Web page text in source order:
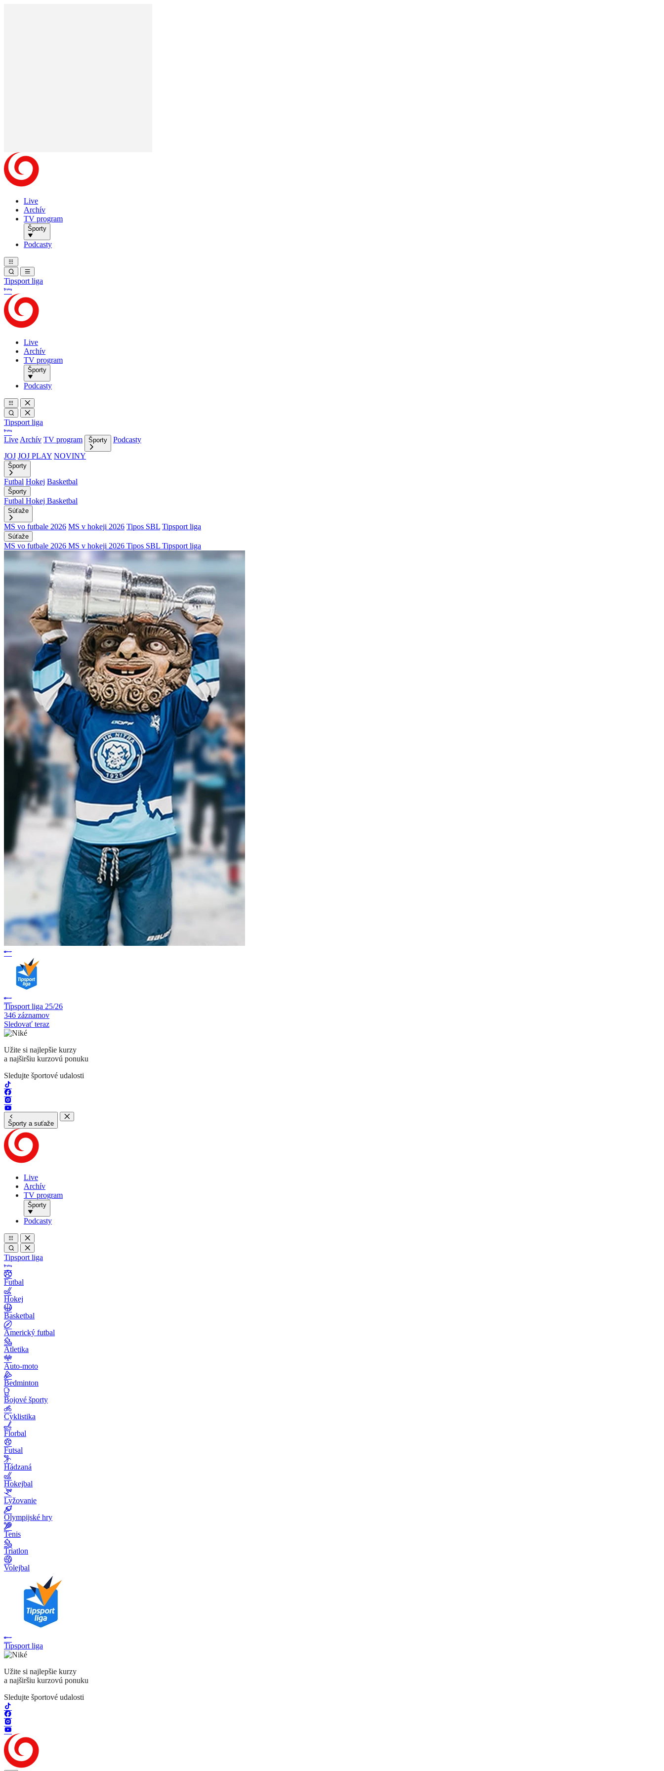
Live
Archív
TV program
Športy
Podcasty
Tipsport liga
Live
Archív
TV program
Športy
Podcasty
Tipsport liga
Live Archív TV program Športy
Podcasty
JOJ JOJ PLAY NOVINY
Športy
Futbal Hokej Basketbal
Športy
Futbal Hokej Basketbal
Súťaže
MS vo futbale 2026 MS v hokeji 2026 Tipos SBL Tipsport liga
Súťaže
MS vo futbale 2026 MS v hokeji 2026 Tipos SBL Tipsport liga
Tipsport liga 25/26
346 záznamov
Sledovať teraz
Užite si najlepšie kurzy
a najširšiu kurzovú ponuku
Sledujte športové udalosti
Športy a suťaže
Live
Archív
TV program
Športy
Podcasty
Tipsport liga
Futbal
Hokej
Basketbal
Americký futbal
Atletika
Auto-moto
Bedminton
Bojové športy
Cyklistika
Florbal
Futsal
Hádzaná
Hokejbal
Lyžovanie
Olympijské hry
Tenis
Triatlon
Volejbal
Tipsport liga
Užite si najlepšie kurzy
a najširšiu kurzovú ponuku
Sledujte športové udalosti